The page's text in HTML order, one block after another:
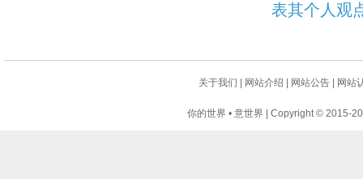
表其个人观
关于我们 网站介绍 网站公告 网站
你的世界 • 意世界 | Copyright © 2015-